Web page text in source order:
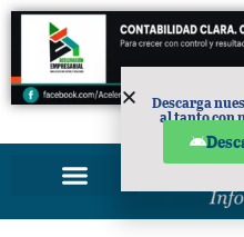
Descarga
al tanto con